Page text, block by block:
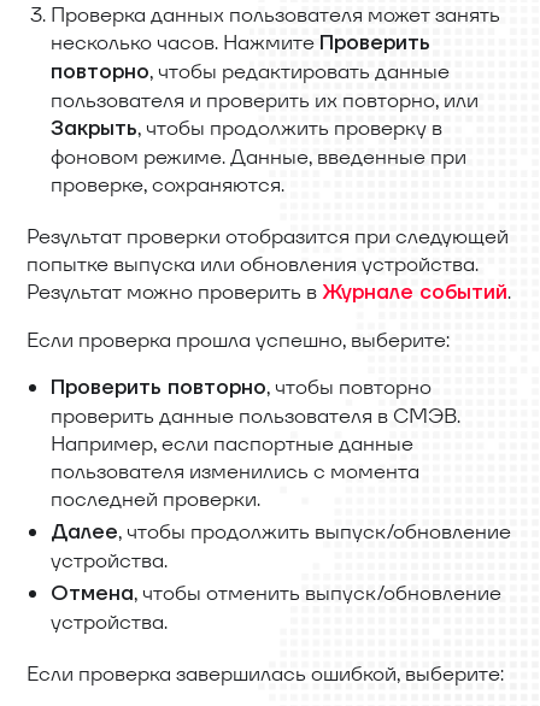
Проверка данных пользователя может занять
несколько часов. Нажмите Проверить
повторно, чтобы редактировать данные
пользователя и проверить их повторно, или
Закрыть, чтобы продолжить проверку в
фоновом режиме. Данные, введенные при
проверке, сохраняются.
Результат проверки отобразится при следующей
попытке выпуска или обновления устройства.
Результат можно проверить вЖурнале событий.
Если проверка прошла успешно, выберите:
Проверить повторно, чтобы повторно
проверить данные пользователя в СМЭВ.
Например, если паспортные данные
пользователя изменились с момента
последней проверки.
Далее, чтобы продолжить выпуск/обновление
устройства.
Отмена, чтобы отменить выпуск/обновление
устройства.
Если проверка завершилась ошибкой, выберите: